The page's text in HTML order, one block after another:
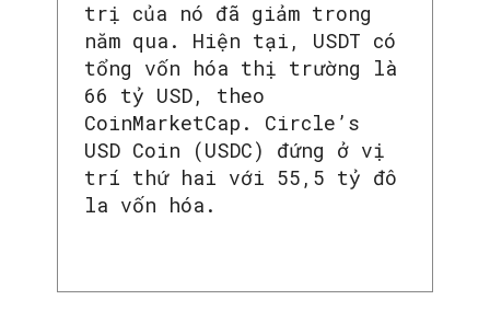
trị của nó đã giảm trong
năm qua. Hiện tại, USDT có
tổng vốn hóa thị trường là
66 tỷ USD, theo
CoinMarketCap. Circle’s
USD Coin (USDC) đứng ở vị
trí thứ hai với 55,5 tỷ đô
la vốn hóa.